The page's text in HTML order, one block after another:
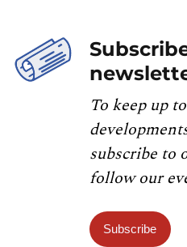
To keep up
subscribe to
follow our
Subscribe